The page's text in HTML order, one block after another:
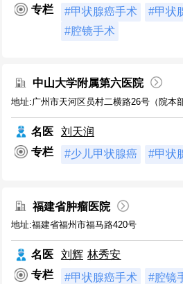
专栏
#甲状腺癌手术
#甲状
#腔镜手术
中山大学附属第六医院
地址:广州市天河区员村二横路26号（院本部
名医
刘天润
专栏
#少儿甲状腺癌 #甲状
福建省肿瘤医院
地址:福建省福州市福马路420号
名医 刘辉 林秀安
专栏
#甲状腺癌手术 #腔镜